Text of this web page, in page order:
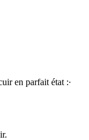
en parfait état :∙